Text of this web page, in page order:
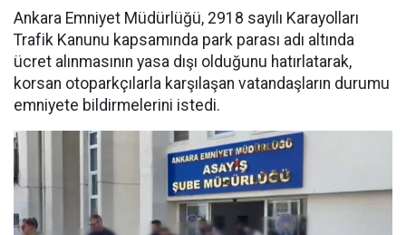
Ankara Emniyet Müdürlüğü, 2918 sayılı Karayolları
Trafik Kanunu kapsamında park parası adı altında
ücret alınmasının yasa dışı olduğunu hatırlatarak,
korsan otoparkçılarla karşılaşan vatandaşların durumu
emniyete bildirmelerini istedi.